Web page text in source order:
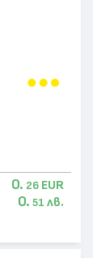
0. 26 EUR
0. 51 лв.